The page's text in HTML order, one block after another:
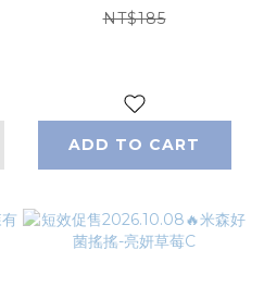
NT$185
ADD TO CART